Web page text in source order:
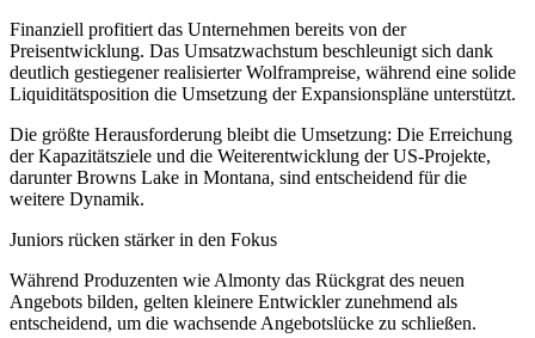
Finanziell profitiert das Unternehmen bereits von der
Preisentwicklung. Das Umsatzwachstum beschleunigt sich dank
deutlich gestiegener realisierter Wolframpreise, während eine solide
Liquiditätsposition die Umsetzung der Expansionspläne unterstützt.
Die größte Herausforderung bleibt die Umsetzung: Die Erreichung
der Kapazitätsziele und die Weiterentwicklung der US-Projekte,
darunter Browns Lake in Montana, sind entscheidend für die
weitere Dynamik.
Juniors rücken stärker in den Fokus
Während Produzenten wie Almonty das Rückgrat des neuen
Angebots bilden, gelten kleinere Entwickler zunehmend als
entscheidend, um die wachsende Angebotslücke zu schließen.